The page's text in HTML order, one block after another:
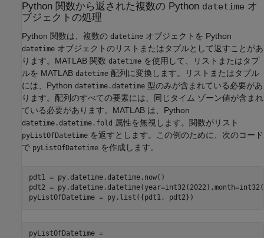
Python 関数から返された複数の Python datetime オ
ブジェクトの処理
Python 関数は、複数の datetime オブジェクトを Python
datetime オブジェクトのリストまたはタプルとして返すことがあ
ります。MATLAB 関数 datetime を使用して、リストまたはタプ
ルを MATLAB datetime 配列に変換します。リストまたはタプル
には、Python datetime.datetime 型のみが含まれている必要があ
ります。配列のすべての要素には、同じタイム ゾーン値が含まれ
ている必要があります。MATLAB は、Python
datetime.datetime.fold 属性を無視します。関数がリスト
pyListOfDatetime を返すとします。この例のために、次のコード
で pyListOfDatetime を作成します。
pdt1 = py.datetime.datetime.now()
pdt2 =
pyListOfDatetime = py.list({pdt1, pdt2})
pyListOfDatetime =